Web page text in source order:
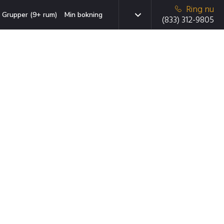
Grupper (9+ rum) Min bokning
Ring nu
(833) 312-9805